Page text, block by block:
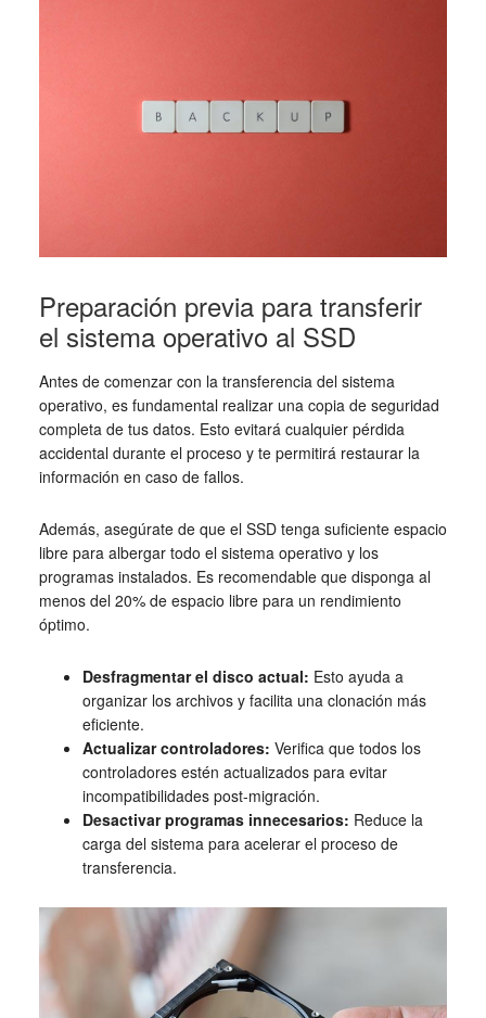
Preparación previa para transferir
el sistema operativo al SSD
Antes de comenzar con la transferencia del sistema
operativo, es fundamental realizar una copia de seguridad
completa de tus datos. Esto evitará cualquier pérdida
accidental durante el proceso y te permitirá restaurar la
información en caso de fallos.
Además, asegúrate de que el SSD tenga suficiente espacio
libre para albergar todo el sistema operativo y los
programas instalados. Es recomendable que disponga al
menos del 20% de espacio libre para un rendimiento
óptimo.
Desfragmentar el disco actual: Esto ayuda a
organizar los archivos y facilita una clonación más
eficiente.
Actualizar controladores: Verifica que todos los
controladores estén actualizados para evitar
incompatibilidades post-migración.
Desactivar programas innecesarios: Reduce la
carga del sistema para acelerar el proceso de
transferencia.